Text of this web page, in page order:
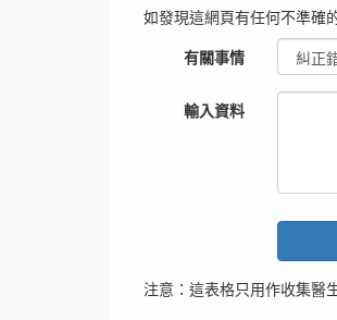
如發現這網頁有任何不準確
有關事情
輸入資料
注意：這表格只用作收集醫